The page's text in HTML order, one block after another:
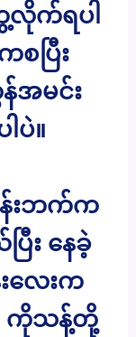
လိုက်ရပါ
ပြီး
အမင်း
ပဲ။
န်းဘက်က
း နေခဲ့
လေးက
ကိုသန့်တို့